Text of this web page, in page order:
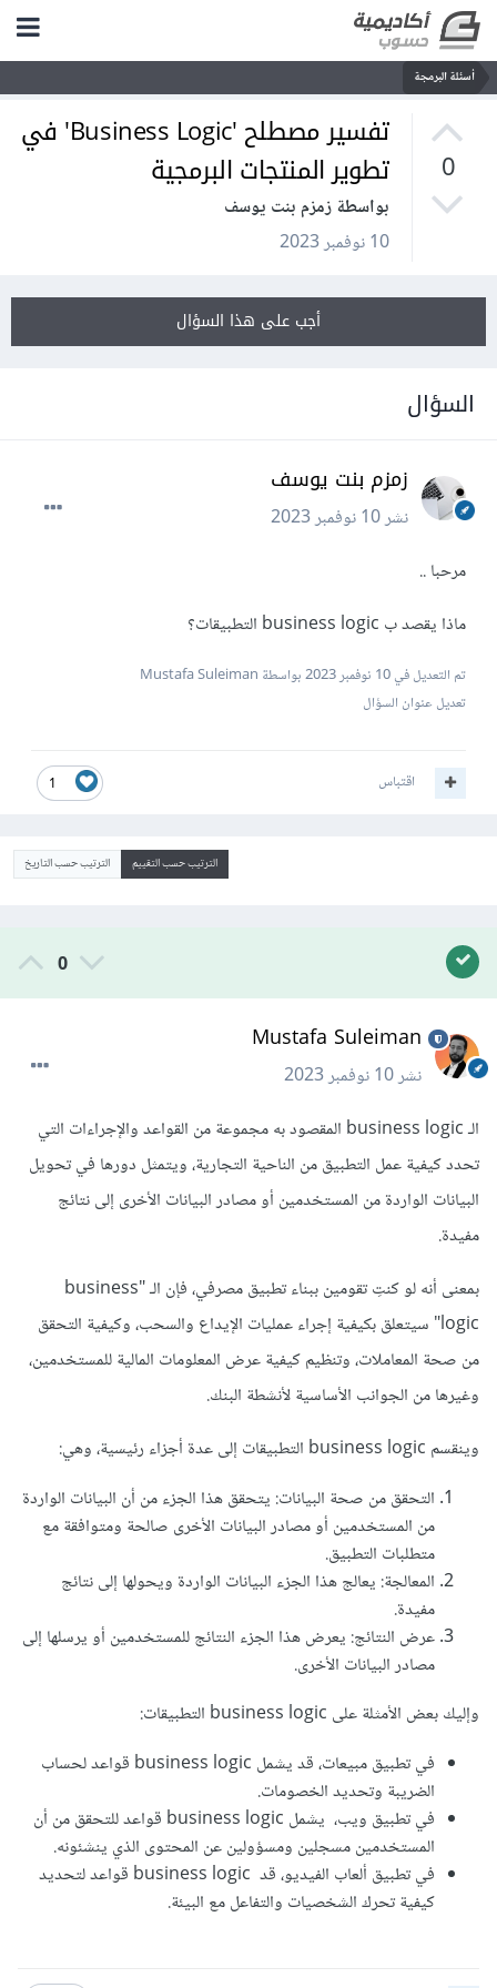
أسئلة البرمجة
0
تفسير مصطلح 'Business Logic' في
تطوير المنتجات البرمجية
بواسطة زمزم بنت يوسف
10 نوفمبر 2023
أجب على هذا السؤال
السؤال
زمزم بنت يوسف
نشر10 نوفمبر 2023
مرحبا ..
ماذا يقصد ب business logic التطبيقات؟
تم التعديل في10 نوفمبر 2023
بواسطة Mustafa Suleiman
تعديل عنوان السؤال
1 اقتباس
الترتيب حسب التقييم الترتيب حسب التاريخ
0
Mustafa Suleiman
نشر10 نوفمبر 2023
الـ business logic المقصود به مجموعة من القواعد والإجراءات التي
تحدد كيفية عمل التطبيق من الناحية التجارية، ويتمثل دورها في تحويل
البيانات الواردة من المستخدمين أو مصادر البيانات الأخرى إلى نتائج
مفيدة.
بمعنى أنه لو كنتِ تقومين ببناء تطبيق مصرفي، فإن الـ "business
logic" سيتعلق بكيفية إجراء عمليات الإيداع والسحب، وكيفية التحقق
من صحة المعاملات، وتنظيم كيفية عرض المعلومات المالية للمستخدمين،
وغيرها من الجوانب الأساسية لأنشطة البنك.
وينقسم business logic التطبيقات إلى عدة أجزاء رئيسية، وهي:
التحقق من صحة البيانات: يتحقق هذا الجزء من أن البيانات الواردة
من المستخدمين أو مصادر البيانات الأخرى صالحة ومتوافقة مع
متطلبات التطبيق.
المعالجة: يعالج هذا الجزء البيانات الواردة ويحولها إلى نتائج
مفيدة.
عرض النتائج: يعرض هذا الجزء النتائج للمستخدمين أو يرسلها إلى
مصادر البيانات الأخرى.
وإليك بعض الأمثلة على business logic التطبيقات:
في تطبيق مبيعات، قد يشمل business logic قواعد لحساب
الضريبة وتحديد الخصومات.
في تطبيق ويب، يشمل business logic قواعد للتحقق من أن
المستخدمين مسجلين ومسؤولين عن المحتوى الذي ينشئونه.
في تطبيق ألعاب الفيديو، قد business logic قواعد لتحديد
كيفية تحرك الشخصيات والتفاعل مع البيئة.